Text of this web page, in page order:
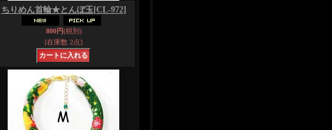
ちりめん首輪★とんぼ玉[CL-972]
800円(税別)
[在庫数 2点]